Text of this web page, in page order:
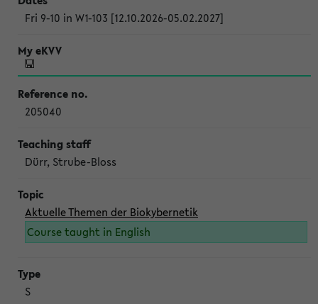
Fri 9-10 in W1-103 [12.10.2026-05.02.2027]
205040
Dürr, Strube-Bloss
Aktuelle Themen der Biokybernetik
Course taught in English
S